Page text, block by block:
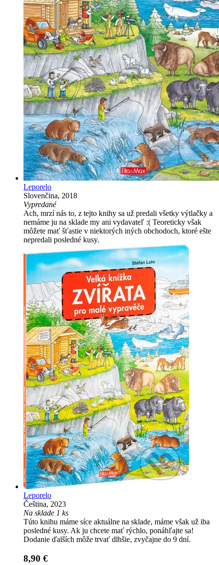
Leporelo
Slovenčina, 2018
Vypredané
Ach, mrzí nás to, z tejto knihy sa už predali všetky výtlačky a
nemáme ju na sklade my ani vydavateľ :( Teoreticky však
môžete mať šťastie v niektorých iných obchodoch, ktoré ešte
nepredali posledné kusy.
Leporelo
Čeština, 2023
Na sklade 1 ks
Túto knihu máme síce aktuálne na sklade, máme však už iba
posledné kusy. Ak ju chcete mať rýchlo, ponáhľajte sa!
Dodanie ďalších môže trvať dlhšie, zvyčajne do 9 dní.
8,90 €